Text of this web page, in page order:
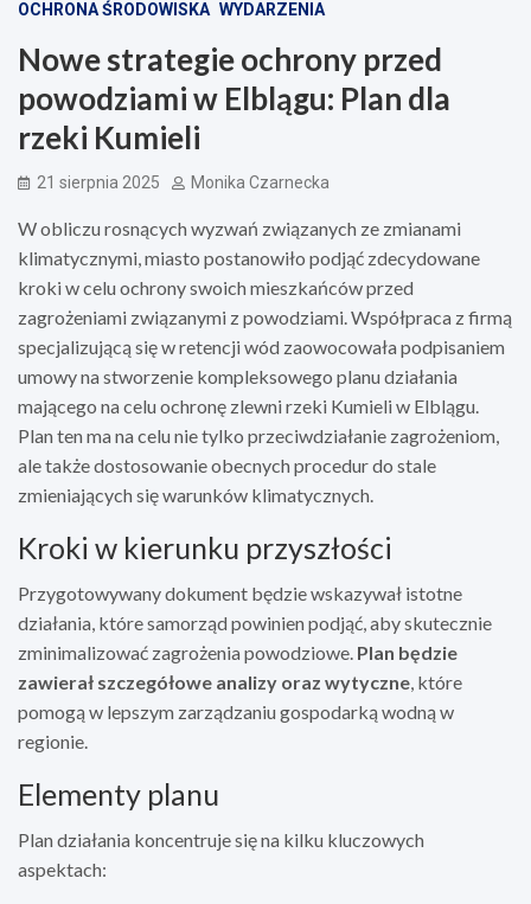
OCHRONA ŚRODOWISKA WYDARZENIA
Nowe strategie ochrony przed
powodziami w Elblągu: Plan dla
rzeki Kumieli
21 sierpnia 2025 Monika Czarnecka
W obliczu rosnących wyzwań związanych ze zmianami
klimatycznymi, miasto postanowiło podjąć zdecydowane
kroki w celu ochrony swoich mieszkańców przed
zagrożeniami związanymi z powodziami. Współpraca z firmą
specjalizującą się w retencji wód zaowocowała podpisaniem
umowy na stworzenie kompleksowego planu działania
mającego na celu ochronę zlewni rzeki Kumieli w Elblągu.
Plan ten ma na celu nie tylko przeciwdziałanie zagrożeniom,
ale także dostosowanie obecnych procedur do stale
zmieniających się warunków klimatycznych.
Kroki w kierunku przyszłości
Przygotowywany dokument będzie wskazywał istotne
działania, które samorząd powinien podjąć, aby skutecznie
zminimalizować zagrożenia powodziowe. Plan będzie
zawierał szczegółowe analizy oraz wytyczne, które
pomogą w lepszym zarządzaniu gospodarką wodną w
regionie.
Elementy planu
Plan działania koncentruje się na kilku kluczowych
aspektach: